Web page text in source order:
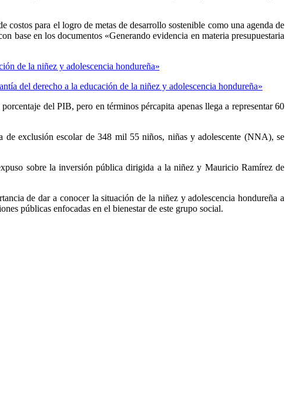
para el logro de metas de desarrollo sostenible como una agenda de
base en los documentos «Generando evidencia en materia presupuestaria
de la niñez y adolescencia hondureña»
del derecho a la educación de la niñez y adolescencia hondureña»
del PIB, pero en términos pércapita apenas llega a representar 60
de exclusión escolar de 348 mil 55 niños, niñas y adolescente (NNA), se
sobre la inversión pública dirigida a la niñez y Mauricio Ramírez de
de dar a conocer la situación de la niñez y adolescencia hondureña a
públicas enfocadas en el bienestar de este grupo social.